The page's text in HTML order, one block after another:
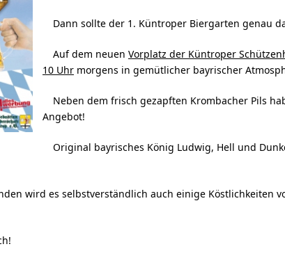
Dann sollte der 1. Küntroper Biergarten genau
Auf dem neuen Vorplatz der Küntroper
10 Uhr morgens in gemütlicher bayrischer
Neben dem frisch gezapften Krombacher Pils h
Angebot!
Original bayrisches König Ludwig, Hell und
wird es selbstverständlich auch einige Köstlichkeiten